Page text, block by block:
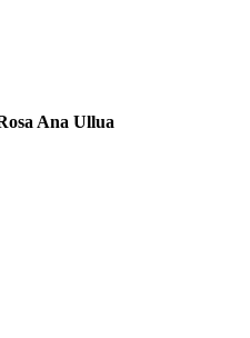
Ana Ullua